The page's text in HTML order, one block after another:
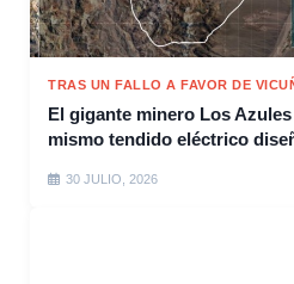
TRAS UN FALLO A FAVOR DE
El gigante minero Los
mismo tendido eléctrico
30 JULIO, 2026